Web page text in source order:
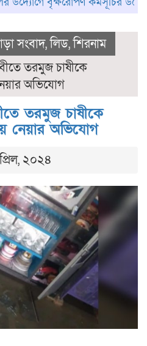
সংবাদ,লিড,শিরনাম
তরমুজ চাষীকে
অভিযোগ
তরমুজ চাষীকে
নেয়ার অভিযোগ
২০২৪